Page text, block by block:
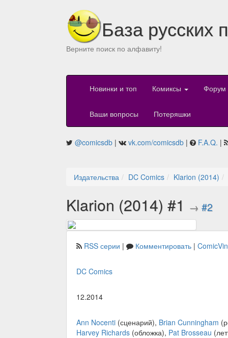
База русских
Верните поиск по алфавиту!
Новинки и топ Комиксы Форум
Ваши вопросы Потеряшки
@comicsdb | vk.com/comicsdb | F.A.Q. |
Издательства DC Comics Klarion (2014)
Klarion (2014) #1 → #2
RSS серии | Комментировать |
DC Comics
12.2014
Ann Nocenti (сценарий), Brian Cunningham
Harvey Richards (обложка), Pat Brosseau